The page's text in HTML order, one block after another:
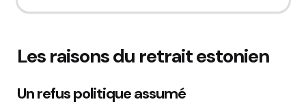
Les raisons du retrait estonien
Un refus politique assumé